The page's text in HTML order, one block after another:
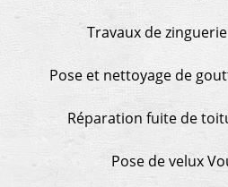
Travaux de
Pose et nettoyage de
Réparation fuite de
Pose de velux